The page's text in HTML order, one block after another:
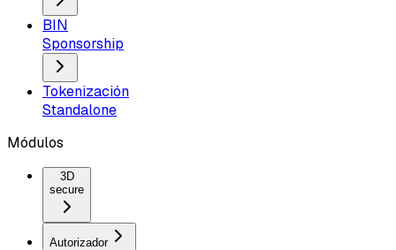
BIN
Sponsorship
Tokenización
Standalone
Módulos
3D
secure
Autorizador